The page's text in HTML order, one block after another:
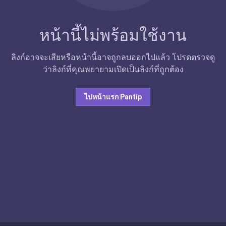
หน้านี้ไม่พร้อมใช้งาน
ลิงก์อาจจะเสียหรือหน้านี้อาจถูกลบออกไปแล้ว โปรดตรวจดู
ว่าลิงก์ที่คุณพยายามเปิดเป็นลิงก์ที่ถูกต้อง
ไปหน้าแรก Pantip